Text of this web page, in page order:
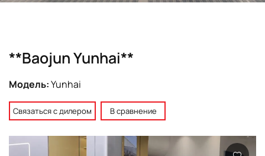
**Baojun Yunhai**
Модель:Yunhai
Связаться с дилером В сравнение